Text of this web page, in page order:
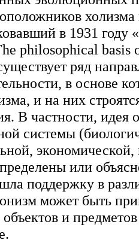
в 1931 году
philosophical basis
ряд
в основе
и на них
В частности, идея
системы
или
поддержку в
может быть
и